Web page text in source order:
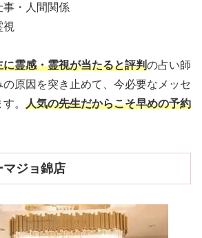
事・人間関係
視
に霊感・霊視が当たると評判の占い師
原因を突き止めて、今必要なメッセ
。 人気の先生だからこそ早めの予約
マジョ錦店